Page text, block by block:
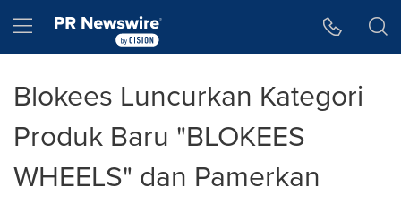
Hamburger menu
Blokees Luncurkan Kategori
Produk Baru "BLOKEES
WHEELS" dan Pamerkan